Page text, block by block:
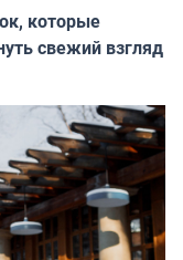
которые
свежий взгляд